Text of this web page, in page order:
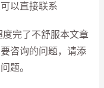
以直接联系
完了不舒服本文章
咨询的问题，请添
题。